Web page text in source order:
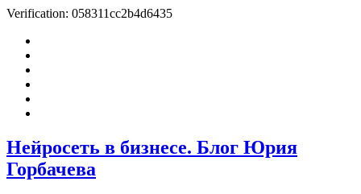
Verification: 058311cc2b4d6435
Перейти
содержимому
Нейросеть в бизнесе. Блог Юрия
Горбачева